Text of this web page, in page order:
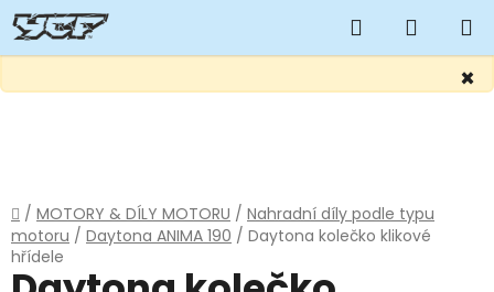
×
Hledat
KOŠÍK
Domů
/ MOTORY & DÍLY MOTORU / Nahradní díly podle typu
motoru / Daytona ANIMA 190 / Daytona kolečko klikové
hřídele